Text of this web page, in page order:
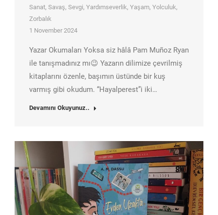
Sanat, Savaş, Sevgi, Yardımseverlik, Yaşam, Yolculuk,
Zorbalık
1 November 2024
Yazar Okumaları Yoksa siz hâlâ Pam Muñoz Ryan
ile tanışmadınız mı😉 Yazarın dilimize çevrilmiş
kitaplarını özenle, başımın üstünde bir kuş
varmış gibi okudum. “Hayalperest”i iki…
Devamını Okuyunuz..